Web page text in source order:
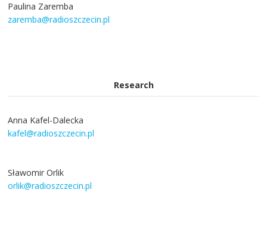
Paulina Zaremba
zaremba@radioszczecin.pl
Research
Anna Kafel-Dalecka
kafel@radioszczecin.pl
Sławomir Orlik
orlik@radioszczecin.pl